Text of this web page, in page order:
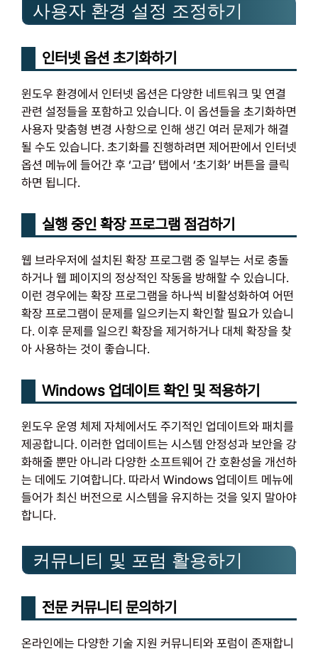
사용자 환경 설정 조정하기
인터넷 옵션 초기화하기
윈도우 환경에서 인터넷 옵션은 다양한 네트워크 및 연결
관련 설정들을 포함하고 있습니다. 이 옵션들을 초기화하면
사용자 맞춤형 변경 사항으로 인해 생긴 여러 문제가 해결
될 수도 있습니다. 초기화를 진행하려면 제어판에서 인터넷
옵션 메뉴에 들어간 후 ‘고급’ 탭에서 ‘초기화’ 버튼을 클릭
하면 됩니다.
실행 중인 확장 프로그램 점검하기
웹 브라우저에 설치된 확장 프로그램 중 일부는 서로 충돌
하거나 웹 페이지의 정상적인 작동을 방해할 수 있습니다.
이런 경우에는 확장 프로그램을 하나씩 비활성화하여 어떤
확장 프로그램이 문제를 일으키는지 확인할 필요가 있습니
다. 이후 문제를 일으킨 확장을 제거하거나 대체 확장을 찾
아 사용하는 것이 좋습니다.
Windows 업데이트 확인 및 적용하기
윈도우 운영 체제 자체에서도 주기적인 업데이트와 패치를
제공합니다. 이러한 업데이트는 시스템 안정성과 보안을 강
화해줄 뿐만 아니라 다양한 소프트웨어 간 호환성을 개선하
는 데에도 기여합니다. 따라서 Windows 업데이트 메뉴에
들어가 최신 버전으로 시스템을 유지하는 것을 잊지 말아야
합니다.
커뮤니티 및 포럼 활용하기
전문 커뮤니티 문의하기
온라인에는 다양한 기술 지원 커뮤니티와 포럼이 존재합니